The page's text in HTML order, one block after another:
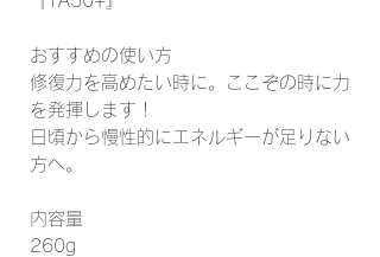
おすすめの使い方
修復力を高めたい時に。ここぞの時に力
を発揮します！
日頃から慢性的にエネルギーが足りない
方へ。
内容量
260g